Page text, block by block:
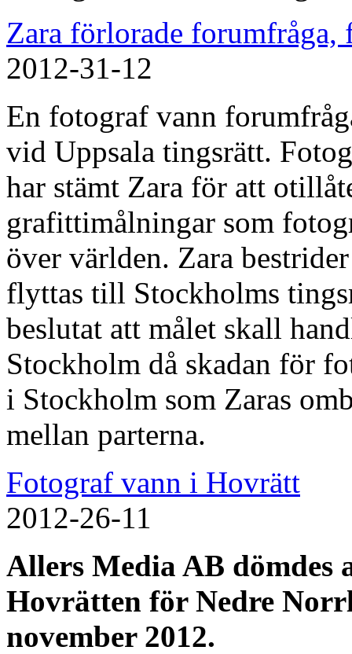
Zara förlorade forumfråga,
2012-31-12
En fotograf vann
vid Uppsala tingsrätt.
har stämt Zara för att
grafittimålningar som
över världen. Zara
flyttas till Stockholms
beslutat att målet skall
Stockholm då skadan för
i Stockholm som Zaras
mellan parterna.
Fotograf vann i Hovrätt
2012-26-11
Allers Media AB dömdes
Hovrätten för Nedre
november 2012.